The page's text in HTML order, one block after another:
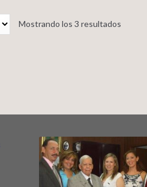
Mostrando los 3 resultados